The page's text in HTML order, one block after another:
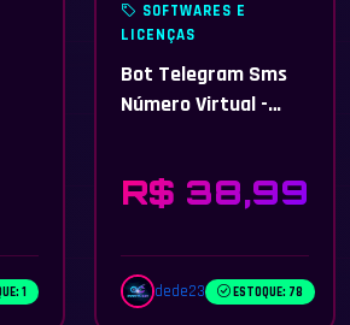
1
SOFTWARES E
LICENÇAS
Bot Telegram Sms
Número Virtual -
R$ 38,99
dede23 ESTOQUE: 78